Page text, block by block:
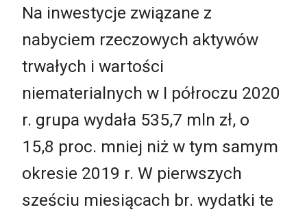
Na inwestycje związane z
nabyciem rzeczowych aktywów
trwałych i wartości
niematerialnych w I półroczu 2020
r. grupa wydała 535,7 mln zł, o
15,8 proc. mniej niż w tym samym
okresie 2019 r. W pierwszych
sześciu miesiącach br. wydatki te